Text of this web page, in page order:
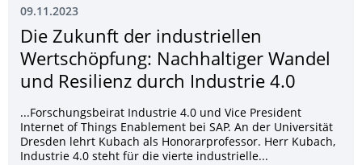
09.11.2023
Die Zukunft der industriellen
Wertschöpfung: Nachhaltiger Wandel
und Resilienz durch Industrie 4.0
...Forschungsbeirat Industrie 4.0 und Vice President
Internet of Things Enablement bei SAP. An der Universität
Dresden lehrt Kubach als Honorarprofessor. Herr Kubach,
Industrie 4.0 steht für die vierte industrielle...